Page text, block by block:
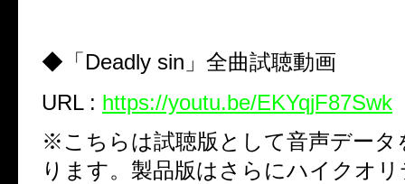
◆「Deadly sin」全曲試聴動画
URL : https://youtu.be/EKYqjF87Swk
※こちらは試聴版として音声データ
ります。製品版はさらにハイクオ